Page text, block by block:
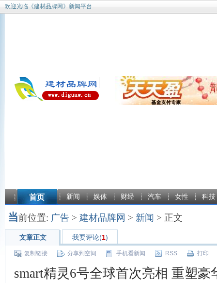
欢迎光临《建材品牌网》新闻平台
首页 新闻 娱体 财经 汽车 女性 科技
当前位置: 广告 > 建材品牌网 > 新闻 > 正文
文章正文 我要评论(1)
复制链接 分享到空间 手机看新闻 RSS 打印
smart精灵6号全球首次亮相 重塑豪